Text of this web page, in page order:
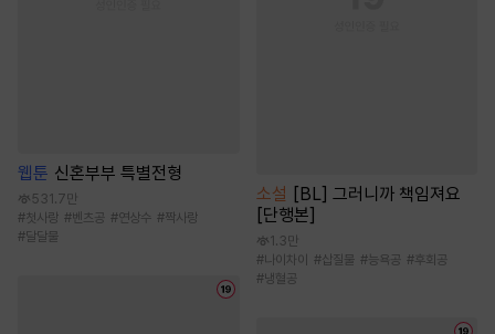
웹툰 신혼부부 특별전형
531.7만
#첫사랑 #벤츠공 #연상수 #짝사랑
#달달물
소설 [BL] 그러니까 책임져요
[단행본]
1.3만
#나이차이 #삽질물 #능욕공 #후회공
#냉혈공